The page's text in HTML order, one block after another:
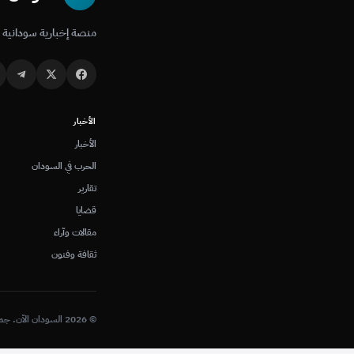
منصة إخبارية
الأخبار
الأخبار
الحرب في السودان
تقارير
قضايا
مقالات وآراء
ثقافة وفنون
© 2026 السودان الآن. جميع الحقوق محفوظة.